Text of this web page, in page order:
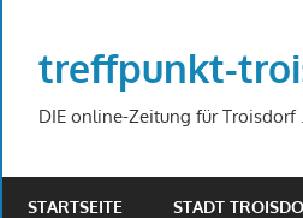
springen
treffpunkt-
DIE online-Zeitung für
STARTSEITE STADT